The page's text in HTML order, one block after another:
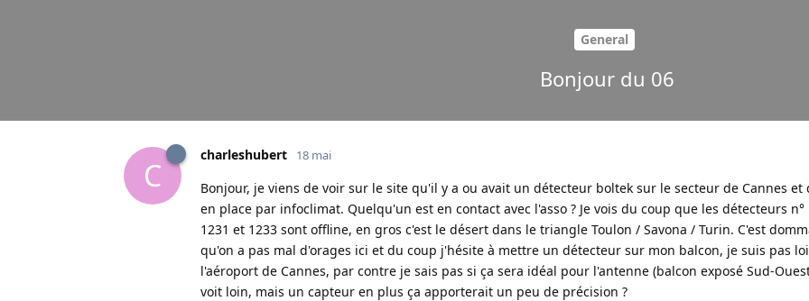
General
Bonjour du 06
C
charleshubert 18 mai
Bonjour, je viens de voir sur le site qu'il y a ou avait un détecteur boltek sur le secteur de Cannes et
en place par infoclimat. Quelqu'un est en contact avec l'asso ? Je vois du coup que les détecteurs n°
1231 et 1233 sont offline, en gros c'est le désert dans le triangle Toulon / Savona / Turin. C'est
qu'on a pas mal d'orages ici et du coup j'hésite à mettre un détecteur sur mon balcon, je suis pas
l'aéroport de Cannes, par contre je sais pas si ça sera idéal pour l'antenne (balcon exposé Sud-
voit loin, mais un capteur en plus ça apporterait un peu de précision ?